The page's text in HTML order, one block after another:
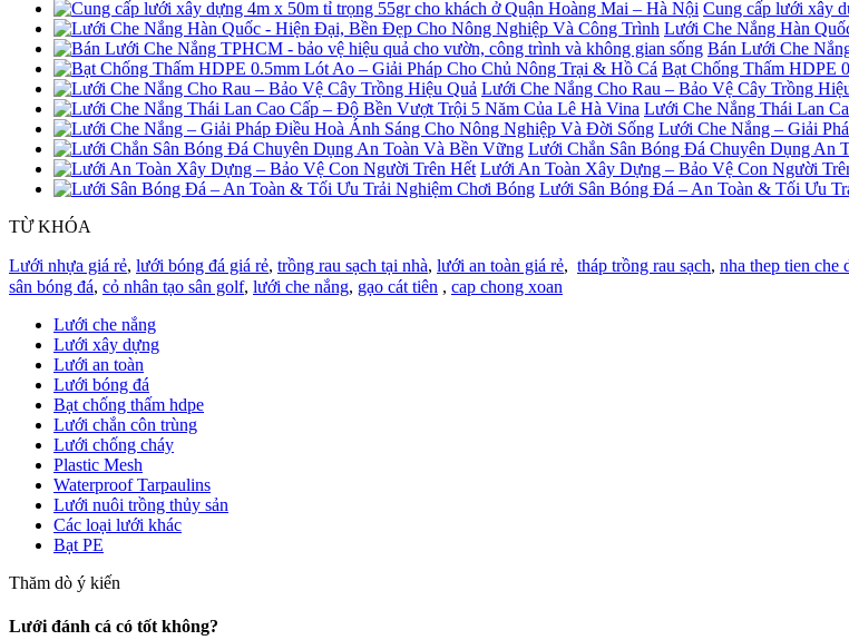
Cung cấp lưới xây
Lưới Che Nắng Hàn
Bán Lưới Che
Bạt Chống Thấm HDPE
Lưới Che Nắng Cho Rau – Bảo Vệ Cây Trồng
Lưới Che Nắng Thái Lan
Lưới Che Nắng – Giải
Lưới Chắn Sân Bóng Đá Chuyên Dụng An
Lưới An Toàn Xây Dựng – Bảo Vệ Con Người
Lưới Sân Bóng Đá – An Toàn & Tối Ưu
TỪ KHÓA
Lưới nhựa giá rẻ, lưới bóng đá giá rẻ, trồng rau sạch tại nhà, lưới an toàn giá rẻ, tháp trồng rau sạch, nha thep tien che
sân bóng đá, cỏ nhân tạo sân golf, lưới che nắng, gạo cát tiên , cap chong xoan
Lưới che nắng
Lưới xây dựng
Lưới an toàn
Lưới bóng đá
Bạt chống thấm hdpe
Lưới chắn côn trùng
Lưới chống cháy
Plastic Mesh
Waterproof Tarpaulins
Lưới nuôi trồng thủy sản
Các loại lưới khác
Bạt PE
Thăm dò ý kiến
Lưới đánh cá có tốt không?